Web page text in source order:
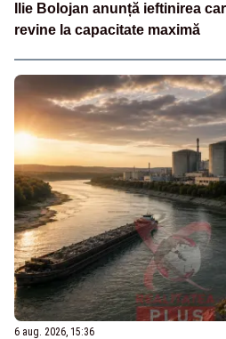
Ilie Bolojan anunță ieftinirea
revine la capacitate maximă
6 aug. 2026, 15:36